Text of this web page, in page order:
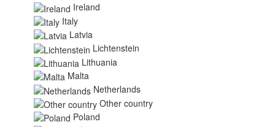
Ireland
Italy
Latvia
Lichtenstein
Lithuania
Malta
Netherlands
Other country
Poland